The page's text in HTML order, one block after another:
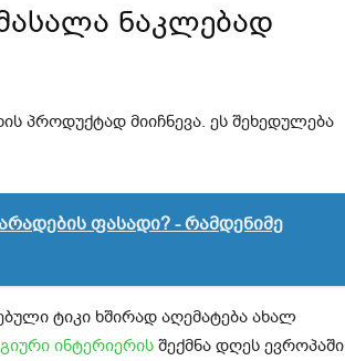
ნაკლებად
პროდუქტად მიიჩნევა. ეს შეხედულება
ფასადი? - რამდენიმე
ტიკი ხშირად აღემატება ახალ
ინტერიერის შექმნა დღეს ევროპაში